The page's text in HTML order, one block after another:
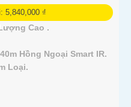
5,840,000 ₫
Cao .
Hồng Ngoại Smart IR.
Loại.